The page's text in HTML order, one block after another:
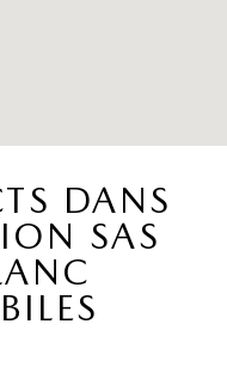
DANS
SAS